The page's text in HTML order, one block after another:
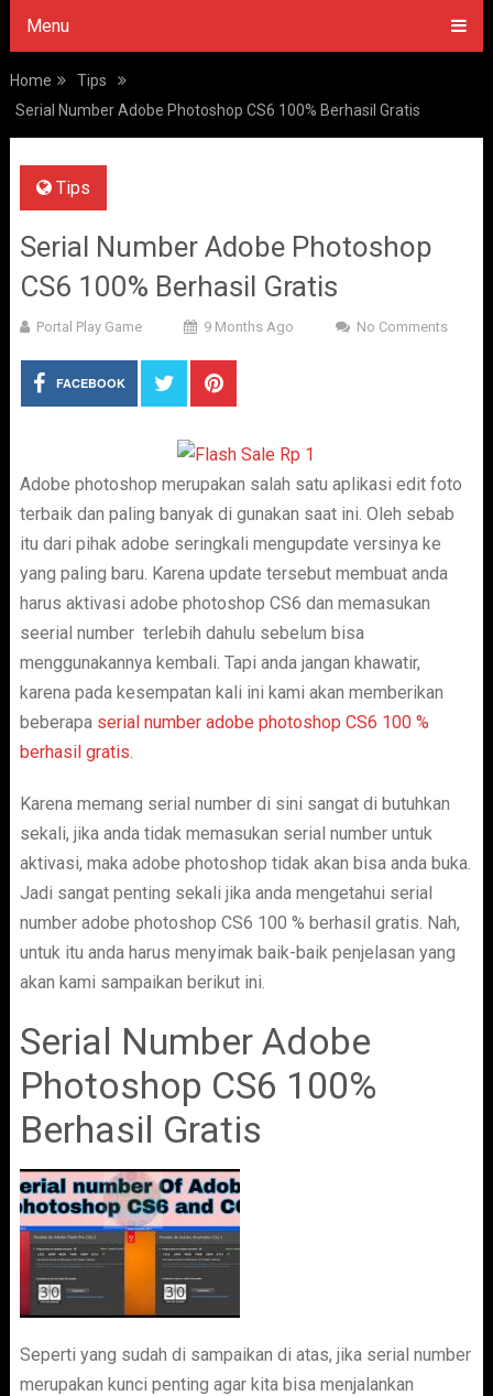
Menu
Home
Tips
Serial Number Adobe Photoshop CS6 100% Berhasil Gratis
Tips
Serial Number Adobe Photoshop
CS6 100% Berhasil Gratis
Portal Play Game 9 Months Ago No Comments
FACEBOOK
Adobe photoshop merupakan salah satu aplikasi edit foto
terbaik dan paling banyak di gunakan saat ini. Oleh sebab
itu dari pihak adobe seringkali mengupdate versinya ke
yang paling baru. Karena update tersebut membuat anda
harus aktivasi adobe photoshop CS6 dan memasukan
seerial number terlebih dahulu sebelum bisa
menggunakannya kembali. Tapi anda jangan khawatir,
karena pada kesempatan kali ini kami akan memberikan
beberapa serial number adobe photoshop CS6 100 %
berhasil gratis.
Karena memang serial number di sini sangat di butuhkan
sekali, jika anda tidak memasukan serial number untuk
aktivasi, maka adobe photoshop tidak akan bisa anda buka.
Jadi sangat penting sekali jika anda mengetahui serial
number adobe photoshop CS6 100 % berhasil gratis. Nah,
untuk itu anda harus menyimak baik-baik penjelasan yang
akan kami sampaikan berikut ini.
Serial Number Adobe
Photoshop CS6 100%
Berhasil Gratis
Seperti yang sudah di sampaikan di atas, jika serial number
merupakan kunci penting agar kita bisa menjalankan